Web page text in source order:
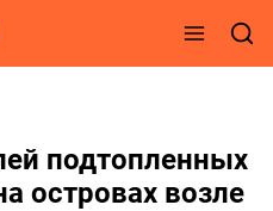
подтопленных
островах возле